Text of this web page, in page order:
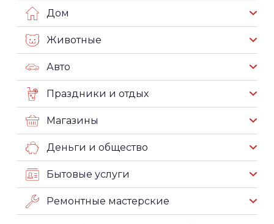
Дом
Животные
Авто
Праздники и отдых
Магазины
Деньги и общество
Бытовые услуги
Ремонтные мастерские